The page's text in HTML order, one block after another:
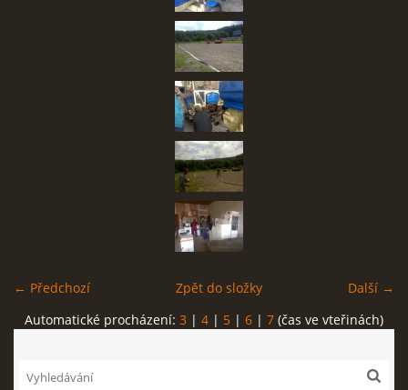
English Deutsch
© 2026 eStránky.cz
← Předchozí Další →
Zpět do složky
Automatické procházení: 3 | 4 | 5 | 6 | 7 (čas ve vteřinách)